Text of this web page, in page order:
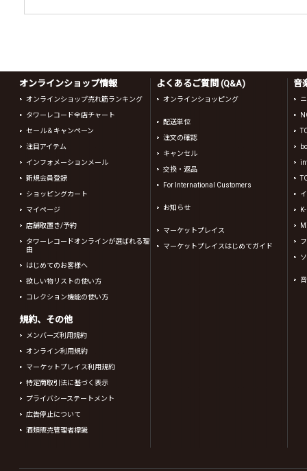
オンラインショップ情報
オンラインショップ売れ筋ランキング
タワーレコード全店チャート
セール＆キャンペーン
注目アイテム
インフォメーションメール
新規会員登録
ショッピングカート
マイページ
店舗取置き/予約
タワーレコードオンラインが選ばれる理
由
はじめてのお客様へ
欲しい物リストの使い方
コレクション機能の使い方
規約、その他
メンバーズ利用規約
オンライン利用規約
マーケットプレイス利用規約
特定商取引法に基づく表示
プライバシーステートメント
広告停止について
酒類販売管理者標識
よくあるご質問 (Q&A)
オンラインショッピング
配送単位
注文の確認
キャンセル
交換・返品
For International Customers
お知らせ
マーケットプレイス
マーケットプレイスはじめてガイド
音